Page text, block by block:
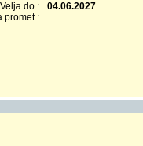
Velja do :
04.06.2027
promet :